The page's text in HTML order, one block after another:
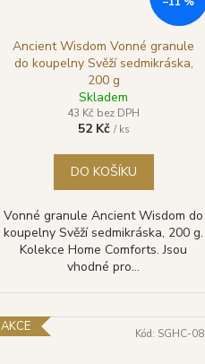
Ancient Wisdom Vonné granule
do koupelny Svěží sedmikráska,
200 g
Skladem
43 Kč bez DPH
52 Kč/ ks
DO KOŠÍKU
Vonné granule Ancient Wisdom do
koupelny Svěží sedmikráska, 200 g.
Kolekce Home Comforts. Jsou
vhodné pro...
AKCE Kód: SGHC-08